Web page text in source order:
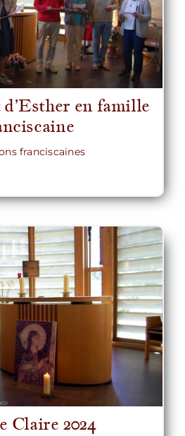
en famille
franciscaines
Claire 2024